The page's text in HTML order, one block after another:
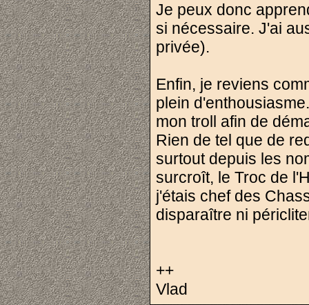
Je peux donc
si nécessaire. J'ai
privée).
Enfin, je reviens
plein
mon troll afin de
Rien de tel que de
surtout depuis les
surcroît, le Troc de
j'étais chef des
disparaître ni
++
Vlad